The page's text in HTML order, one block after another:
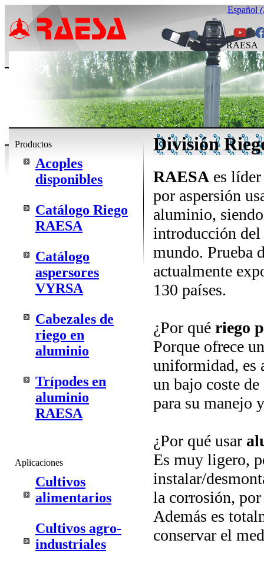
Español
RAESA
Productos
Acoples
disponibles
Catálogo Riego
RAESA
Catálogo
aspersores
VYRSA
Cabezales de
riego en
aluminio
Trípodes en
aluminio
RAESA
Aplicaciones
Cultivos
alimentarios
Cultivos agro-
industriales
División
RAESA es
por aspersión
aluminio,
introducción
mundo. Prueba
actualmente
130 países.
¿Por qué riego
Porque ofrece
uniformidad, es
un bajo coste
para su manejo
¿Por qué usar
Es muy ligero,
instalar/
la corrosión,
Además es
conservar el